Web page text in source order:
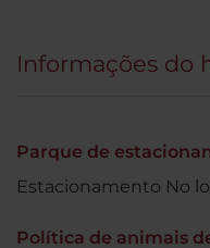
Informações do
Parque de
Estacionamento No
Política de animais